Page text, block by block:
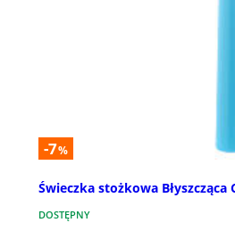
-7%
Świeczka stożkowa Błyszcząca
DOSTĘPNY